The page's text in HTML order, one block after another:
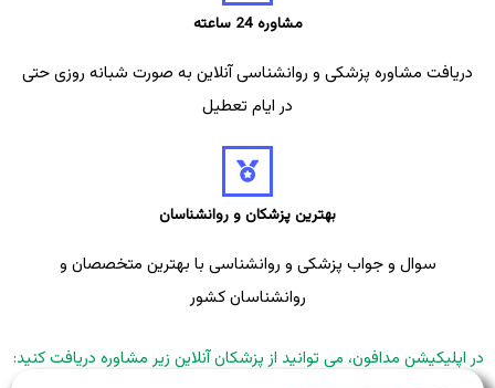
مشاوره 24 ساعته
دریافت مشاوره پزشکی و روانشناسی آنلاین به صورت شبانه روزی حتی
در ایام تعطیل
بهترین پزشکان و روانشناسان
سوال و جواب پزشکی و روانشناسی با بهترین متخصصان و
روانشناسان کشور
در اپلیکیشن مدافون، می توانید از پزشکان آنلاین زیر مشاوره دریافت کنید: